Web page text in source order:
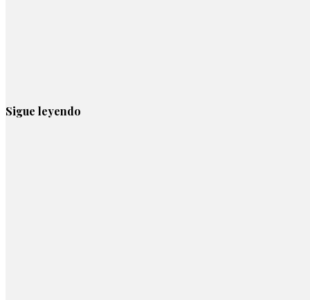
Sigue leyendo